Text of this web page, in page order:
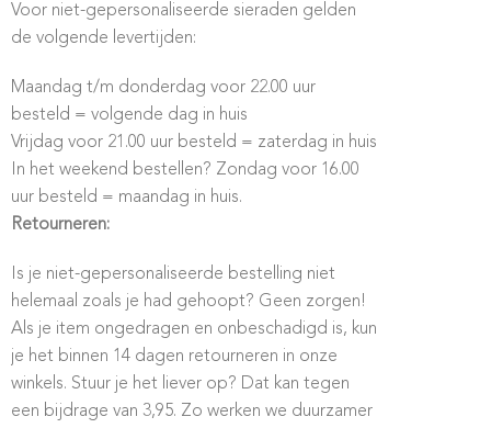
Voor niet-gepersonaliseerde sieraden gelden
de volgende levertijden:
Maandag t/m donderdag voor 22.00 uur
besteld = volgende dag in huis
Vrijdag voor 21.00 uur besteld = zaterdag in huis
In het weekend bestellen? Zondag voor 16.00
uur besteld = maandag in huis.
Retourneren:
Is je niet-gepersonaliseerde bestelling niet
helemaal zoals je had gehoopt? Geen zorgen!
Als je item ongedragen en onbeschadigd is, kun
je het binnen 14 dagen retourneren in onze
winkels. Stuur je het liever op? Dat kan tegen
een bijdrage van 3,95. Zo werken we duurzamer